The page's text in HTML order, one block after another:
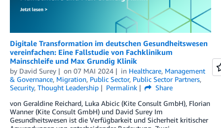
Digitale Transformation im deutschen Gesundheitswesen
vereinfachen: Eine Fallstudie von Fachklinikum
Mainschleife und Max Grundig Klinik
by David Surey on 07 MAI 2024 in Healthcare, Management
& Governance, Migration, Public Sector, Public Sector Partners,
Security, Thought Leadership Permalink
Share
von Geraldine Reichard, Luka Abicic (Kite Consult GmbH), Florian
Wanner (Kite Consult GmbH) und David Surey Im
Gesundheitswesen ist die Verfügbarkeit und Sicherheit kritischer